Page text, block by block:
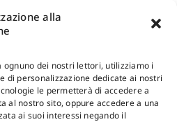
alla
dei nostri lettori, utilizziamo i
di personalizzazione dedicate ai nostri
le permetterà di accedere a
al nostro sito, oppure accedere a una
ai suoi interessi negando il
Sicuri e anche Rateali